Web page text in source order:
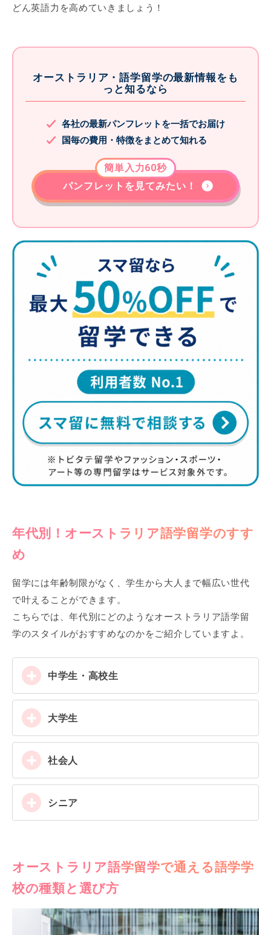
どん英語力を高めていきましょう！
オーストラリア・語学留学の最新情報をも
っと知るなら
各社の最新パンフレットを一括でお届け
国毎の費用・特徴をまとめて知れる
パンフレットを見てみたい！
簡単入力60秒
年代別！オーストラリア語学留学のすす
め
留学には年齢制限がなく、学生から大人まで幅広い世代
で叶えることができます。
こちらでは、年代別にどのようなオーストラリア語学留
学のスタイルがおすすめなのかをご紹介していますよ。
中学生・高校生
大学生
社会人
シニア
オーストラリア語学留学で通える語学学
校の種類と選び方